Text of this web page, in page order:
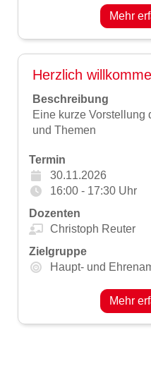
Mehr
Herzlich
Beschreibung
Eine kurze Vorstellung
und Themen
Termin
30.11.2026
16:00 - 17:30 Uhr
Dozenten
Christoph Reuter
Zielgruppe
Haupt- und
Mehr